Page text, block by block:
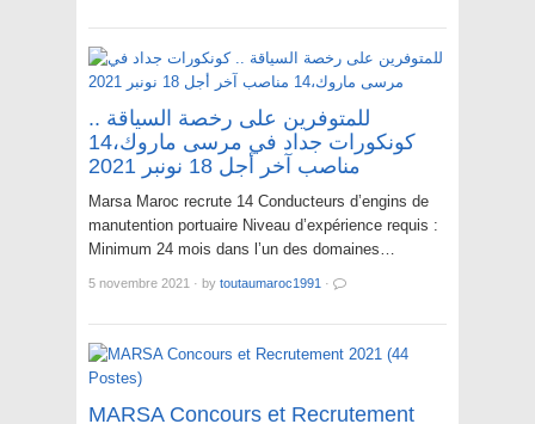
للمتوفرين على رخصة السياقة ..
كونكورات جداد في مرسى ماروك،14
مناصب آخر أجل 18 نونبر 2021
Marsa Maroc recrute 14 Conducteurs d’engins de
manutention portuaire Niveau d’expérience requis :
Minimum 24 mois dans l’un des domaines…
5 novembre 2021 · by toutaumaroc1991 ·
MARSA Concours et Recrutement